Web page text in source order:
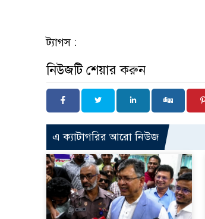
ট্যাগস :
নিউজটি শেয়ার করুন
এ ক্যাটাগরির আরো নিউজ